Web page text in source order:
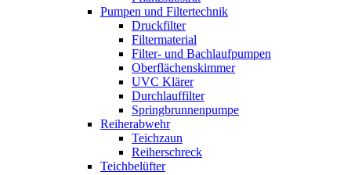
Pumpen und Filtertechnik
Druckfilter
Filtermaterial
Filter- und Bachlaufpumpen
Oberflächenskimmer
UVC Klärer
Durchlauffilter
Springbrunnenpumpe
Reiherabwehr
Teichzaun
Reiherschreck
Teichbelüfter